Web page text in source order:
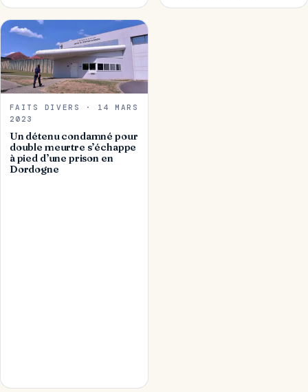
FAITS DIVERS · 14 MARS
2023
Un détenu condamné pour
double meurtre s’échappe
à pied d’une prison en
Dordogne